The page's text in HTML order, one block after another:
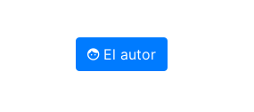
El autor